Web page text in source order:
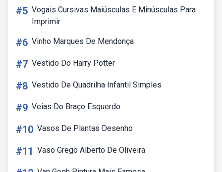
#5 Vogais Cursivas Maiúsculas E Minúsculas Para
Imprimir
#6 Vinho Marques De Mendonça
#7 Vestido Do Harry Potter
#8 Vestido De Quadrilha Infantil Simples
#9 Veias Do Braço Esquerdo
#10 Vasos De Plantas Desenho
#11 Vaso Grego Alberto De Oliveira